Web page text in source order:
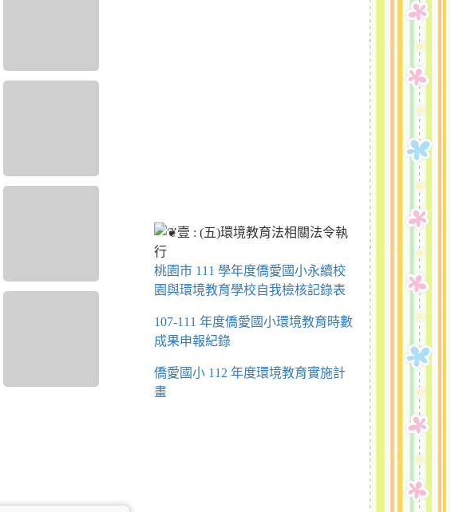
桃園市 111 學年度僑愛國小永續校
園與環境教育學校自我檢核記錄表
107-111 年度僑愛國小環境教育時數
成果申報紀錄
僑愛國小 112 年度環境教育實施計
畫